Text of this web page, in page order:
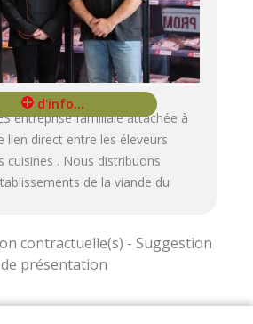
entreprise familiale attachée à
lien direct entre les éleveurs
cuisines . Nous distribuons
de la viande du